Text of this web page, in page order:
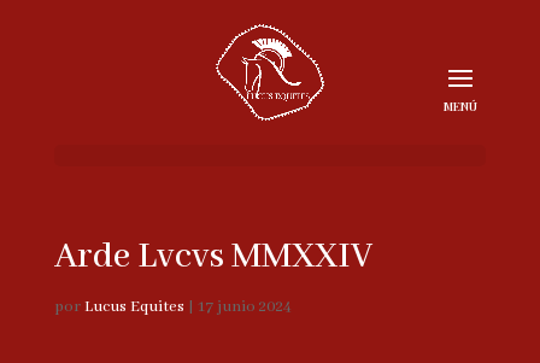
Arde Lvcvs MMXXIV
porLucus Equites | 17 junio 2024